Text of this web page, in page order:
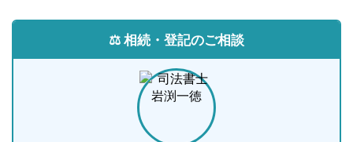
⚖️ 相続・登記のご相談